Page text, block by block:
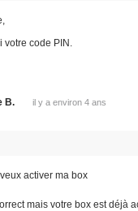
votre code PIN.
B. il y a environ 4 ans
activer ma box
mais votre box est déjà